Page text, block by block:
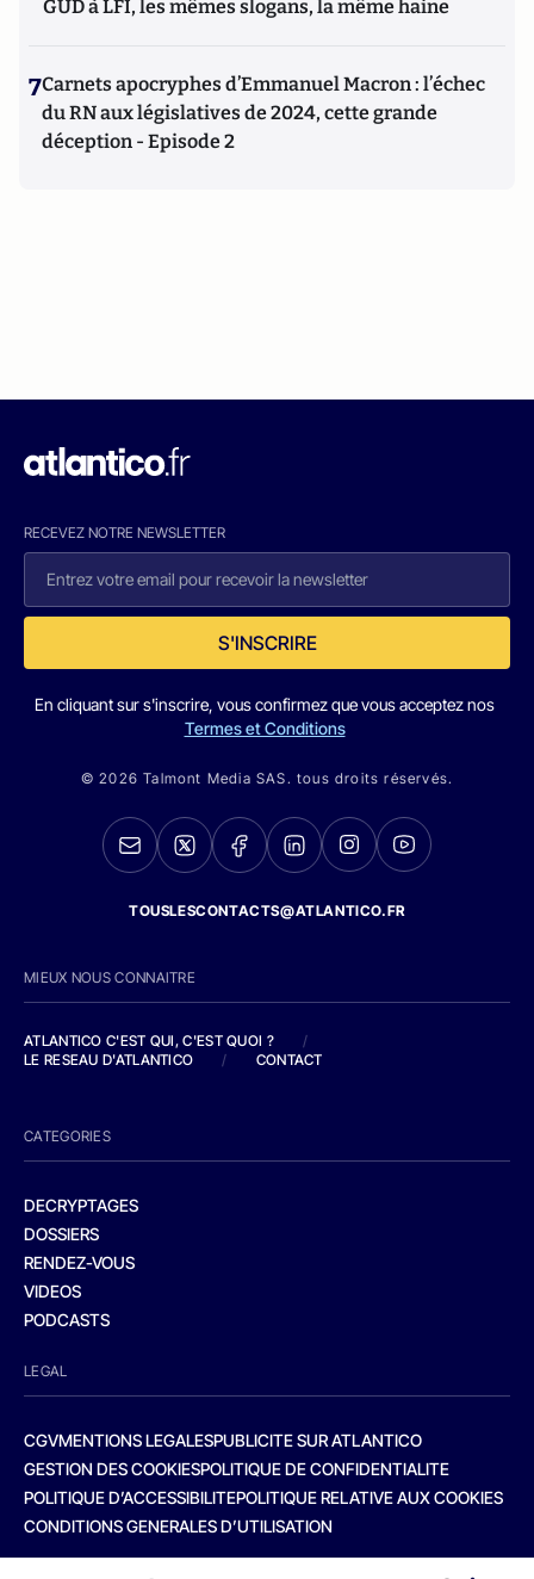
GUD à LFI, les mêmes slogans, la même haine
7Carnets apocryphes d’Emmanuel Macron : l’échec
du RN aux législatives de 2024, cette grande
déception - Episode 2
RECEVEZ NOTRE NEWSLETTER
S'INSCRIRE
En cliquant sur s'inscrire, vous confirmez que vous acceptez nos
Termes et Conditions
© 2026 Talmont Media SAS. tous droits réservés.
TOUSLESCONTACTS@ATLANTICO.FR
MIEUX NOUS CONNAITRE
ATLANTICO C'EST QUI, C'EST QUOI ?
/
LE RESEAU D'ATLANTICO
/ CONTACT
CATEGORIES
DECRYPTAGES
DOSSIERS
RENDEZ-VOUS
VIDEOS
PODCASTS
LEGAL
CGVMENTIONS LEGALESPUBLICITE SUR ATLANTICO
GESTION DES COOKIESPOLITIQUE DE CONFIDENTIALITE
POLITIQUE D’ACCESSIBILITEPOLITIQUE RELATIVE AUX COOKIES
CONDITIONS GENERALES D’UTILISATION